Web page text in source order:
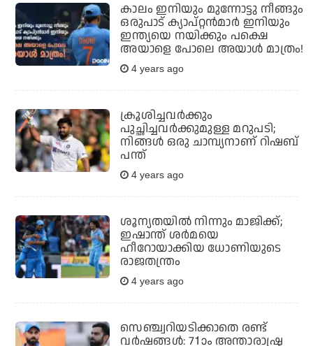
കാലം ഇനിയും മുന്നോട്ടു നീങ്ങും
ഒരുപാട് ക്യാപ്റ്റന്‍മാര്‍ ഇനിയും
ഇന്ത്യയെ നയിക്കും പക്ഷെ
അയാളെ പോലെ അയാള്‍ മാത്രം!
4 years ago
ക്രൂശിച്ചവര്‍ക്കും
പുച്ഛിച്ചവര്‍ക്കുമുള്ള മറുപടി;
നിങ്ങള്‍ ഒരു ചാമ്പ്യനാണ് റിഷബ്
പന്ത്
4 years ago
ശൂന്യതയില്‍ നിന്നും മാജിക്ക്;
ഇഷാന്ത് ശര്‍മയെ
ഹീറോയാക്കിയ ധോണിയുടെ
രാജതന്ത്രം
4 years ago
സെഞ്ച്വറിയടിക്കാതെ രണ്ട്
വര്‍ഷങ്ങള്‍: 71ാം അന്താരാഷ്ട്ര